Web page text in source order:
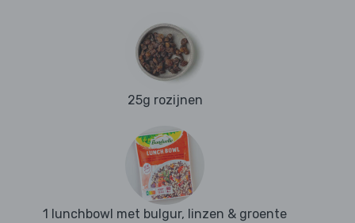
25g rozijnen
1 lunchbowl met bulgur, linzen & groente